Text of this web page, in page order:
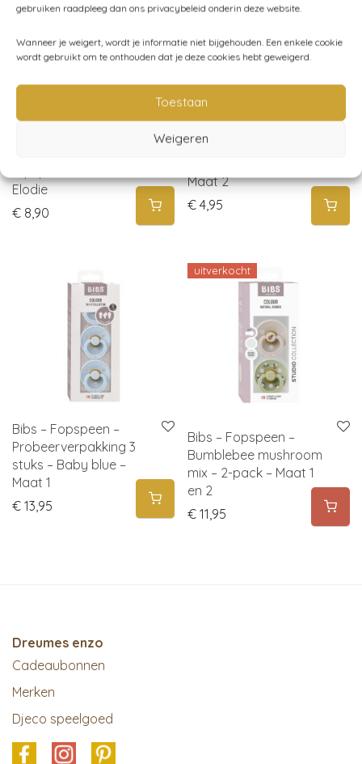
gebruiken raadpleeg dan ons privacybeleid onderin deze website.
Wanneer je weigert, wordt je informatie niet bijgehouden. Een enkele cookie
wordt gebruikt om te onthouden dat je deze cookies hebt geweigerd.
Toestaan
Weigeren
Elodie
€ 8,90
Frigg – Fopspeen
Maat 2
€ 4,95
Bibs – Fopspeen –
Probeerverpakking 3
stuks – Baby blue –
Maat 1
€ 13,95
uitverkocht
Bibs – Fopspeen –
Bumblebee mushroom
mix – 2-pack – Maat 1
en 2
€ 11,95
Dreumes enzo
Cadeaubonnen
Merken
Djeco speelgoed